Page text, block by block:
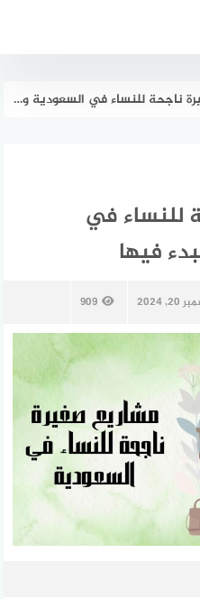
للنساء في السعودية وكيفية البدء فيها
للنساء في
فيها
2024
909